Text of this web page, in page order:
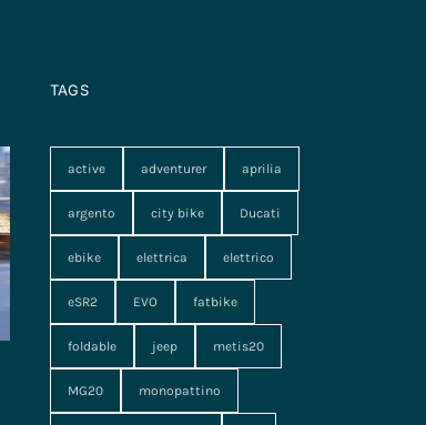
TAGS
active adventurer aprilia
argento city bike Ducati
ebike elettrica elettrico
eSR2 EVO fatbike
foldable jeep metis20
MG20 monopattino